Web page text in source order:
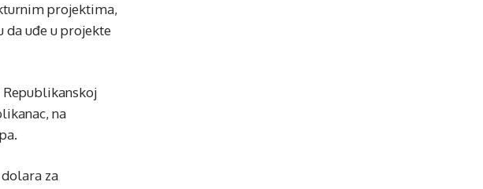
projektima,
uđe u projekte
na
za